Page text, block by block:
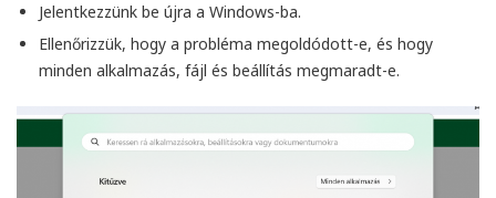
Jelentkezzünk be újra a Windows-ba.
Ellenőrizzük, hogy a probléma megoldódott-e, és hogy
minden alkalmazás, fájl és beállítás megmaradt-e.